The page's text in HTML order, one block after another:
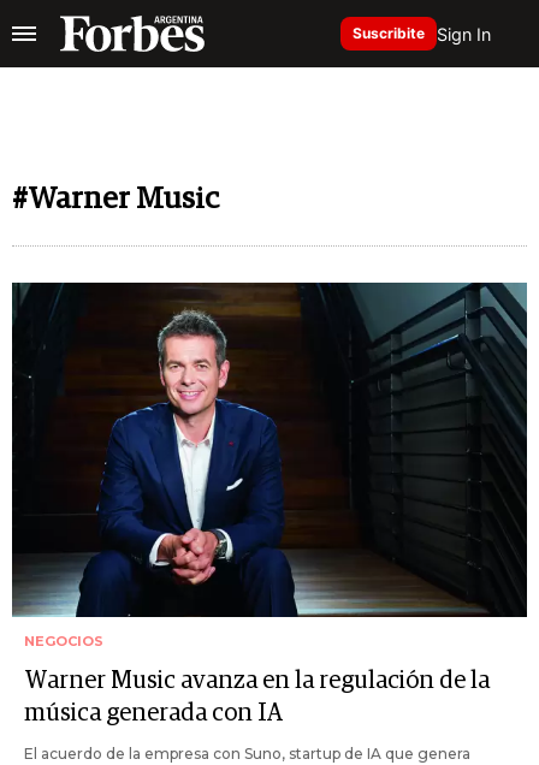
Suscribite Sign In
#Warner Music
NEGOCIOS
Warner Music avanza en la regulación de la
música generada con IA
El acuerdo de la empresa con Suno, startup de IA que genera